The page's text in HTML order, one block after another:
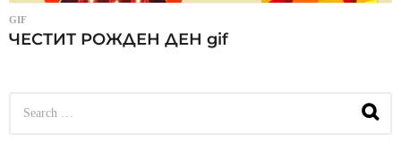
GIF
ЧЕСТИТ РОЖДЕН ДЕН gif